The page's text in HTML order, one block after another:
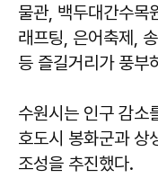
물관, 백두대간수목
래프팅, 은어축제,
등 즐길거리가 풍부
수원시는 인구 감소
호도시 봉화군과 상
조성을 추진했다.